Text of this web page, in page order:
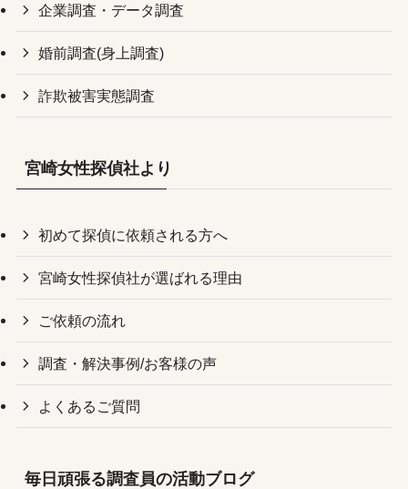
企業調査・データ調査
婚前調査(身上調査)
詐欺被害実態調査
宮崎女性探偵社より
初めて探偵に依頼される方へ
宮崎女性探偵社が選ばれる理由
ご依頼の流れ
調査・解決事例/お客様の声
よくあるご質問
毎日頑張る調査員の活動ブログ